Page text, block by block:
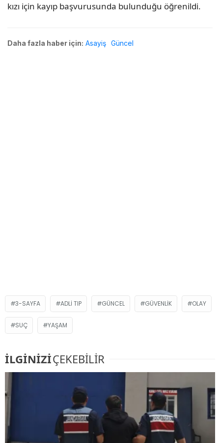
kızı için kayıp başvurusunda bulunduğu öğrenildi.
Daha fazla haber için: Asayiş Güncel
3-SAYFA ADLI TIP GÜNCEL GÜVENLIK OLAY
SUÇ YAŞAM
İLGİNİZİÇEKEBİLİR